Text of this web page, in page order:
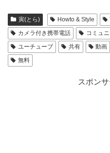
寅(とら) Howto & Style
カメラ付き携帯電話
コミュ
ユーチューブ
共有 動画
無料
スポン